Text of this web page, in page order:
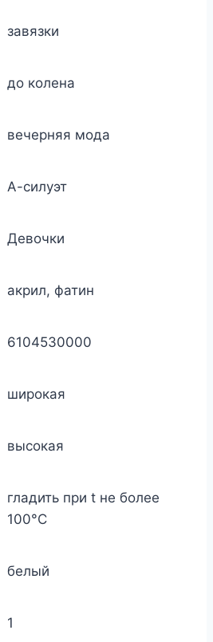
завязки
до колена
вечерняя мода
А-силуэт
Девочки
акрил, фатин
6104530000
широкая
высокая
гладить при t не более
100°C
белый
1